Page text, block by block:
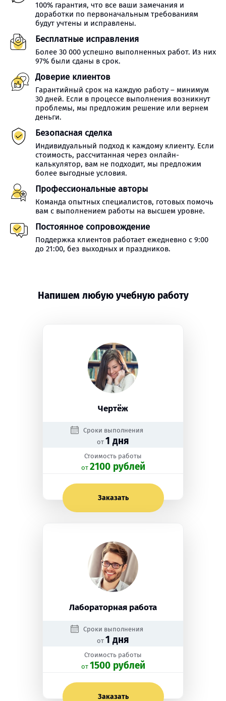
100% гарантия, что все ваши замечания и
доработки по первоначальным требованиям
будут учтены и исправлены.
Бесплатные исправления
Более 30 000 успешно выполненных работ. Из них
97% были сданы в срок.
Доверие клиентов
Гарантийный срок на каждую работу – минимум
30 дней. Если в процессе выполнения возникнут
проблемы, мы предложим решение или вернем
деньги.
Безопасная сделка
Индивидуальный подход к каждому клиенту. Если
стоимость, рассчитанная через онлайн-
калькулятор, вам не подходит, мы предложим
более выгодные условия.
Профессиональные авторы
Команда опытных специалистов, готовых помочь
вам с выполнением работы на высшем уровне.
Постоянное сопровождение
Поддержка клиентов работает ежедневно с 9:00
до 21:00, без выходных и праздников.
Напишем любую учебную работу
Чертёж
Сроки выполнения
от 1 дня
Стоимость работы
oт 2100 рублей
Заказать
Лабораторная работа
Сроки выполнения
от 1 дня
Стоимость работы
oт 1500 рублей
Заказать